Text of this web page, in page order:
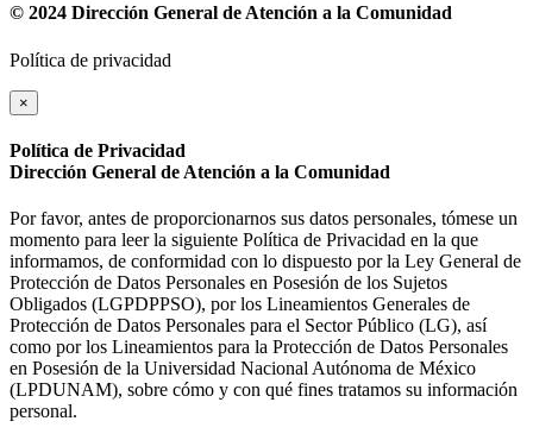
© 2024 Dirección General de Atención a la Comunidad
Política de privacidad
×
Política de Privacidad
Dirección General de Atención a la Comunidad
Por favor, antes de proporcionarnos sus datos personales, tómese un
momento para leer la siguiente Política de Privacidad en la que
informamos, de conformidad con lo dispuesto por la Ley General de
Protección de Datos Personales en Posesión de los Sujetos
Obligados (LGPDPPSO), por los Lineamientos Generales de
Protección de Datos Personales para el Sector Público (LG), así
como por los Lineamientos para la Protección de Datos Personales
en Posesión de la Universidad Nacional Autónoma de México
(LPDUNAM), sobre cómo y con qué fines tratamos su información
personal.